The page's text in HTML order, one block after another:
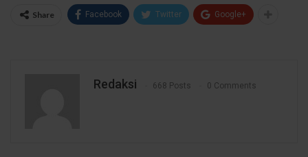
Share Facebook Twitter Google+
Redaksi 668 Posts 0 Comments